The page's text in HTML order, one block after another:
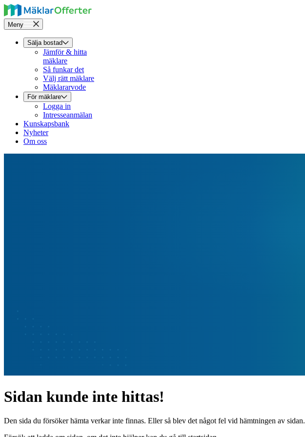
Meny
Sälja bostad
Jämför & hitta
mäklare
Så funkar det
Välj rätt mäklare
Mäklararvode
För mäklare
Logga in
Intresseanmälan
Kunskapsbank
Nyheter
Om oss
Sidan kunde inte hittas!
Den sida du försöker hämta verkar inte finnas. Eller så blev det något fel vid hämtningen av sidan.